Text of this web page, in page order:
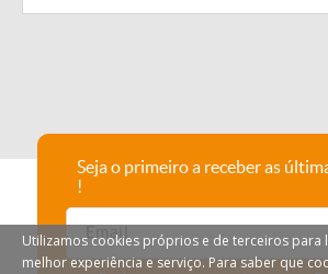
Seja o primeiro a receber as
!
Utilizamos cookies próprios e de terceiros para
melhor experiência e serviço. Para saber que